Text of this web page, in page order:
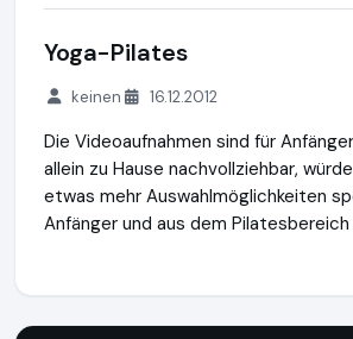
Yoga-Pilates
keinen 16.12.2012
Die Videoaufnahmen sind für
allein zu Hause nachvollziehbar,
etwas mehr Auswahlmöglichkeiten
Anfänger und aus dem Pilatesbereich